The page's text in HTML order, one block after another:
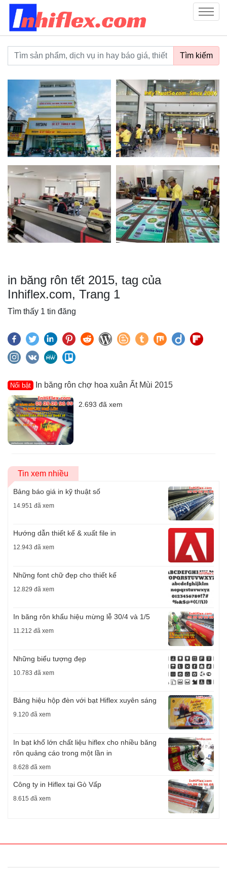
inhiflex.com
Menu
Từ khoá tìm kiếm Tìm kiếm
in băng rôn tết 2015, tag của
Inhiflex.com, Trang 1
Tìm thấy 1 tin đăng
Nổi bật In băng rôn chợ hoa xuân Ất Mùi 2015
2.693 đã xem
Tin xem nhiều
Bảng báo giá in kỹ thuật số
14.951 đã xem
Hướng dẫn thiết kế & xuất file in
12.943 đã xem
Những font chữ đẹp cho thiết kế
12.829 đã xem
In băng rôn khẩu hiệu mừng lễ 30/4 và 1/5
11.212 đã xem
Những biểu tượng đẹp
10.783 đã xem
Bảng hiệu hộp đèn với bạt Hiflex xuyên sáng
9.120 đã xem
In bạt khổ lớn chất liệu hiflex cho nhiều băng
rôn quảng cáo trong một lần in
8.628 đã xem
Công ty in Hiflex tại Gò Vấp
8.615 đã xem